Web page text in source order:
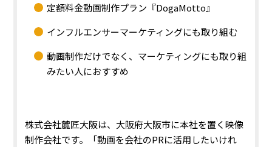
定額料金動画制作プラン『DogaMotto』
インフルエンサーマーケティングにも取り組む
動画制作だけでなく、マーケティングにも取り組
みたい人におすすめ
株式会社麓匠大阪は、大阪府大阪市に本社を置く映像
制作会社です。「動画を会社のPRに活用したいけれ